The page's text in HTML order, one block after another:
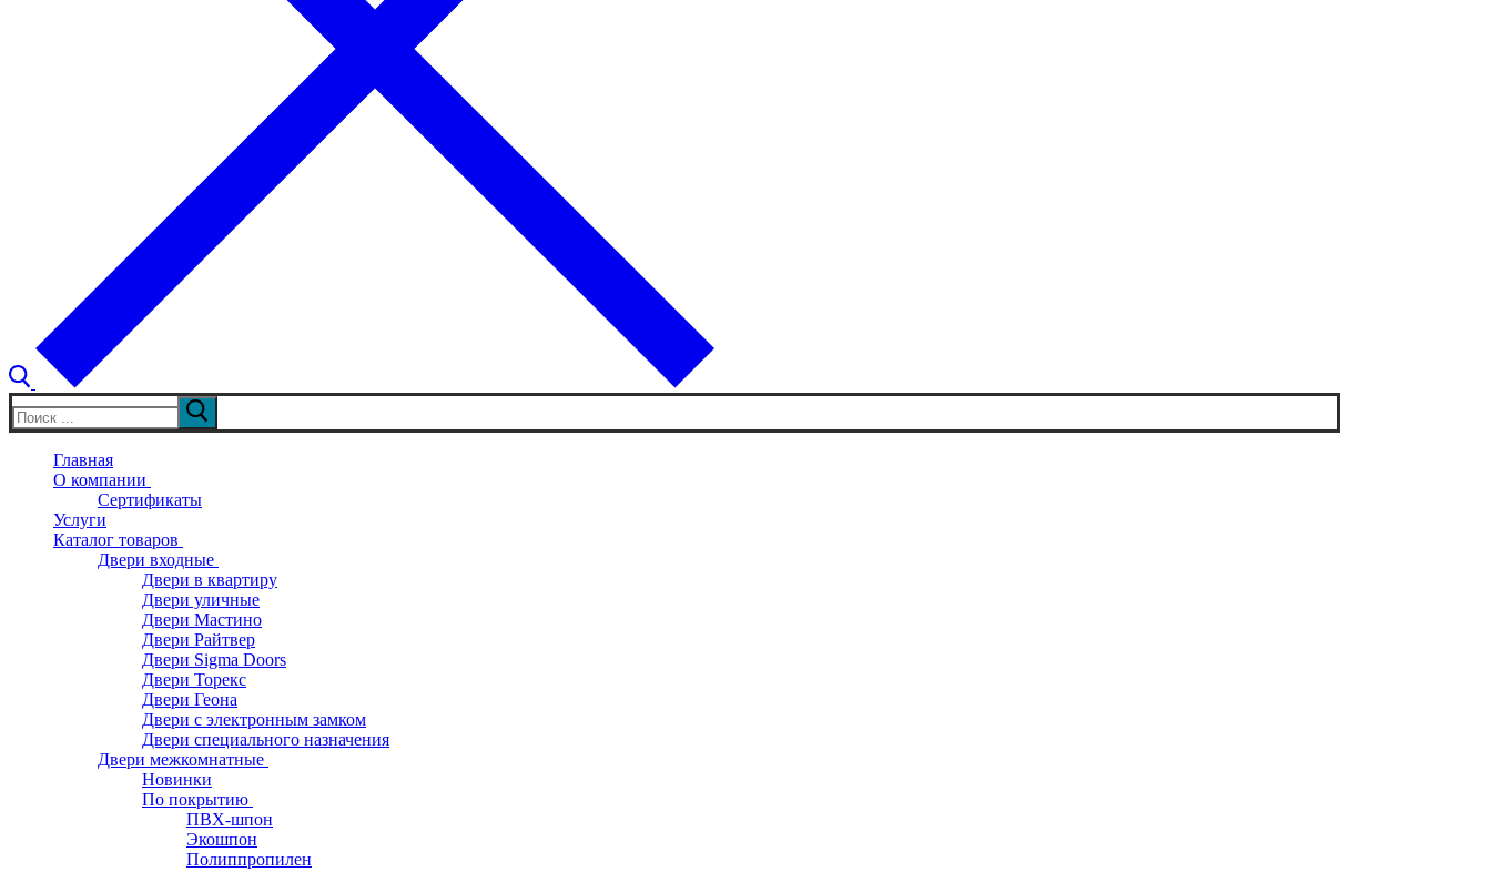
Искать:
Главная
О компании
Сертификаты
Услуги
Каталог товаров
Двери входные
Двери в квартиру
Двери уличные
Двери Мастино
Двери Райтвер
Двери Sigma Doors
Двери Торекс
Двери Геона
Двери с электронным замком
Двери специального назначения
Двери межкомнатные
Новинки
По покрытию
ПВХ-шпон
Экошпон
Полиппропилен